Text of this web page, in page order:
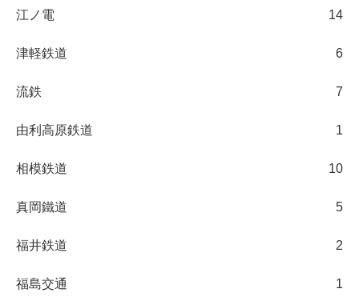
江ノ電 14
津軽鉄道 6
流鉄 7
由利高原鉄道 1
相模鉄道 10
真岡鐵道 5
福井鉄道 2
福島交通 1